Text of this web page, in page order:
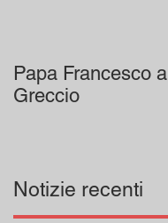
Notizie recenti
Papa Francesco a
Greccio